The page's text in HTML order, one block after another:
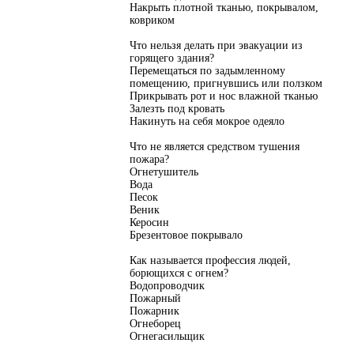
Накрыть плотной тканью, покрывалом,
ковриком
Что нельзя делать при эвакуации из
горящего здания?
Перемещаться по задымленному
помещению, пригнувшись или ползком
Прикрывать рот и нос влажной тканью
Залезть под кровать
Накинуть на себя мокрое одеяло
Что не является средством тушения
пожара?
Огнетушитель
Вода
Песок
Веник
Керосин
Брезентовое покрывало
Как называется профессия людей,
борющихся с огнем?
Водопроводчик
Пожарный
Пожарник
Огнеборец
Огнегасильщик